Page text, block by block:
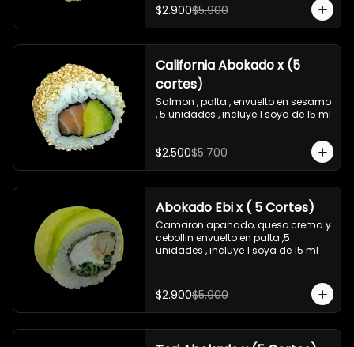
$2.900$5.900
California Abokado x (5
cortes)
Salmon , palta , envuelto en sesamo
, 5 unidades , incluye 1 soya de 15 ml
$2.500$5.700
Abokado Ebi x ( 5 Cortes)
Camaron apanado, queso crema y
cebollin envuelto en palta ,5
unidades , incluye 1 soya de 15 ml
$2.900$5.900